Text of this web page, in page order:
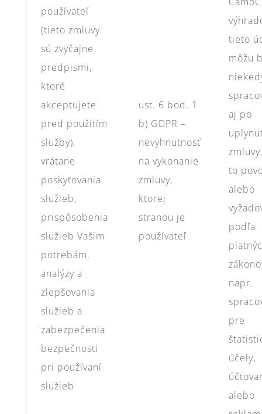
používateľ
(tieto zmluvy
sú zvyčajne
predpismi,
ktoré
akceptujete
pred použitím
služby),
vrátane
poskytovania
služieb,
prispôsobenia
služieb Vašim
potrebám,
analýzy a
zlepšovania
služieb a
zabezpečenia
bezpečnosti
pri používaní
služieb
ust. 6 bod. 1
b) GDPR –
nevyhnutnosť
na vykonanie
zmluvy,
ktorej
stranou je
používateľ
tieto
môžu
aj po
to
alebo
podľa
napr.
pre
účely,
alebo